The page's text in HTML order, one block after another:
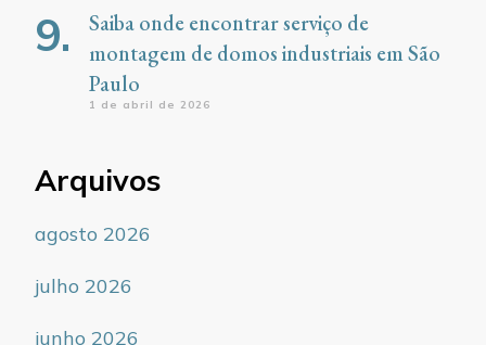
Saiba onde encontrar serviço de
montagem de domos industriais em São
Paulo
1 de abril de 2026
Arquivos
agosto 2026
julho 2026
junho 2026